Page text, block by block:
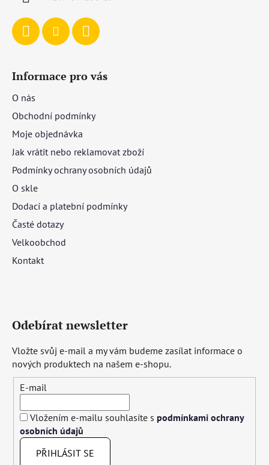
Informace pro vás
O nás
Obchodní podmínky
Moje objednávka
Jak vrátit nebo reklamovat zboží
Podmínky ochrany osobních údajů
O skle
Dodací a platební podmínky
Časté dotazy
Velkoobchod
Kontakt
Odebírat newsletter
Vložte svůj e-mail a my vám budeme zasílat informace o
nových produktech na našem e-shopu.
E-mail
Vložením e-mailu souhlasíte s podmínkami ochrany
osobních údajů
PŘIHLÁSIT SE